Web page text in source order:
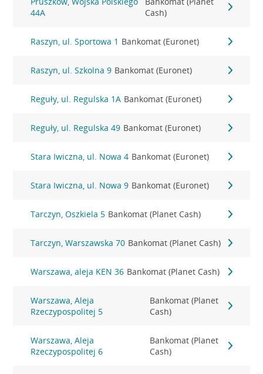
44A
Cash)
Raszyn, ul. Sportowa 1 Bankomat (Euronet)
Raszyn, ul. Szkolna 9 Bankomat (Euronet)
Reguły, ul. Regulska 1A Bankomat (Euronet)
Reguły, ul. Regulska 49 Bankomat (Euronet)
Stara Iwiczna, ul. Nowa 4 Bankomat (Euronet)
Stara Iwiczna, ul. Nowa 9 Bankomat (Euronet)
Tarczyn, Oszkiela 5 Bankomat (Planet Cash)
Tarczyn, Warszawska 70 Bankomat (Planet Cash)
Warszawa, aleja KEN 36 Bankomat (Planet Cash)
Warszawa, Aleja
Rzeczypospolitej 5
Bankomat (Planet
Cash)
Warszawa, Aleja
Rzeczypospolitej 6
Bankomat (Planet
Cash)